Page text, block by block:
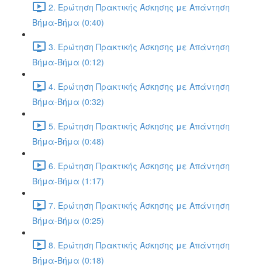
2. Ερώτηση Πρακτικής Άσκησης με Απάντηση
Βήμα-Βήμα (0:40)
3. Ερώτηση Πρακτικής Άσκησης με Απάντηση
Βήμα-Βήμα (0:12)
4. Ερώτηση Πρακτικής Άσκησης με Απάντηση
Βήμα-Βήμα (0:32)
5. Ερώτηση Πρακτικής Άσκησης με Απάντηση
Βήμα-Βήμα (0:48)
6. Ερώτηση Πρακτικής Άσκησης με Απάντηση
Βήμα-Βήμα (1:17)
7. Ερώτηση Πρακτικής Άσκησης με Απάντηση
Βήμα-Βήμα (0:25)
8. Ερώτηση Πρακτικής Άσκησης με Απάντηση
Βήμα-Βήμα (0:18)